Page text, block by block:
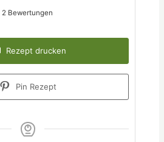
2 Bewertungen
Rezept drucken
Pin Rezept